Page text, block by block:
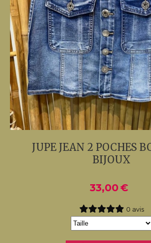
JUPE JEAN 2 POCHES
BIJOUX
33,00 €
0 avis